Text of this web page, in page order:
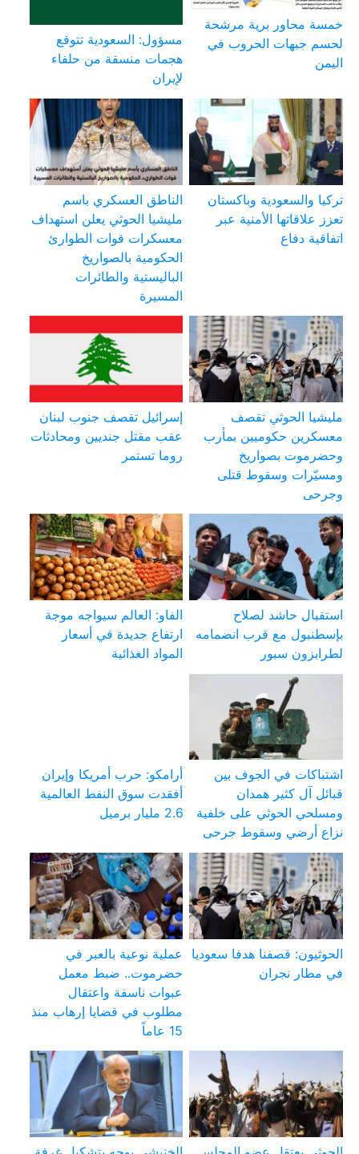
خمسة محاور برية مرشحة
لحسم جبهات الحروب في
اليمن
مسؤول: السعودية تتوقع
هجمات منسقة من حلفاء
لإيران
تركيا والسعودية وباكستان
تعزز علاقاتها الأمنية عبر
اتفاقية دفاع
الناطق العسكري باسم
مليشيا الحوثي يعلن استهداف
معسكرات قوات الطوارئ
الحكومية بالصواريخ
الباليستية والطائرات
المسيرة
مليشيا الحوثي تقصف
معسكرين حكوميين بمأرب
وحضرموت بصواريخ
ومسيّرات وسقوط قتلى
وجرحى
إسرائيل تقصف جنوب لبنان
عقب مقتل جنديين ومحادثات
روما تستمر
استقبال حاشد لصلاح
بإسطنبول مع قرب انضمامه
لطرابزون سبور
الفاو: العالم سيواجه موجة
ارتفاع جديدة في أسعار
المواد الغذائية
اشتباكات في الجوف بين
قبائل آل كثير همدان
ومسلحي الحوثي على خلفية
نزاع أرضي وسقوط جرحى
أرامكو: حرب أمريكا وإيران
أفقدت سوق النفط العالمية
2.6 مليار برميل
الحوثيون: قصفنا هدفا سعوديا
في مطار نجران
عملية نوعية بالعبر في
حضرموت.. ضبط معمل
عبوات ناسفة واعتقال
مطلوب في قضايا إرهاب منذ
15 عاماً